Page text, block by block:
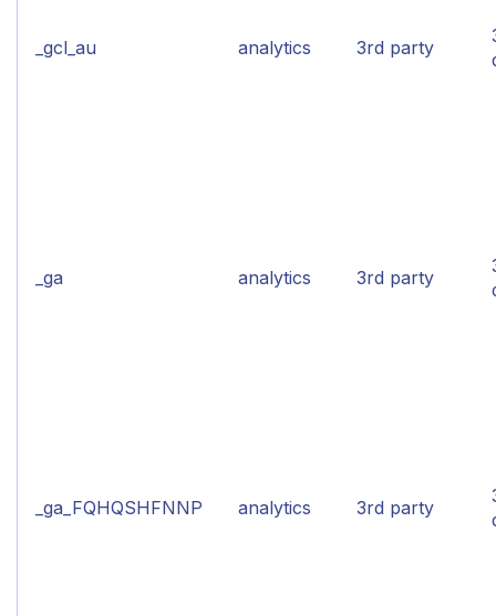
_gcl_au analytics 3rd party
_ga analytics 3rd party
_ga_FQHQSHFNNP analytics 3rd party